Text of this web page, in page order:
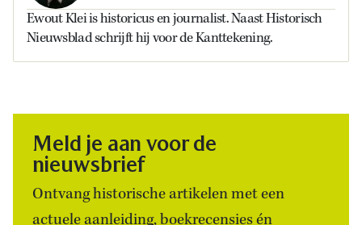
Ewout Klei is historicus en journalist. Naast Historisch
Nieuwsblad schrijft hij voor de Kanttekening.
Meld je aan voor de
nieuwsbrief
Ontvang historische artikelen met een
actuele aanleiding, boekrecensies én